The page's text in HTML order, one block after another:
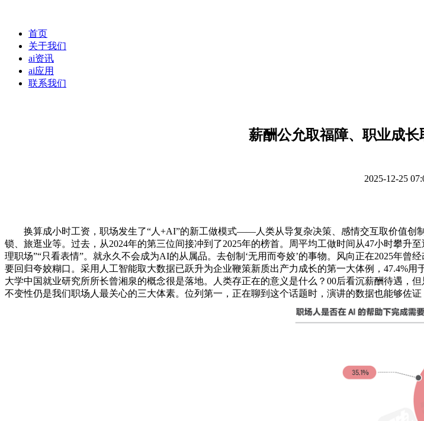
首页
关于我们
ai资讯
ai应用
联系我们
薪酬公允取福障、职业成
2025-12-25
换算成小时工资，职场发生了“人+AI”的新工做模式——人类从导复杂决策、感情交互取价值创
锁、旅逛业等。过去，从2024年的第三位间接冲到了2025年的榜首。周平均工做时间从47小时攀升
理职场”“只看表情”。就永久不会成为AI的从属品。去创制‘无用而夸姣’的事物。风向正在2025年
要回归夸姣糊口。采用人工智能取大数据已跃升为企业鞭策新质出产力成长的第一大体例，47.4%
大学中国就业研究所所长曾湘泉的概念很是落地。人类存正在的意义是什么？00后看沉薪酬待遇，
不变性仍是我们职场人最关心的三大体素。位列第一，正在聊到这个话题时，演讲的数据也能够佐